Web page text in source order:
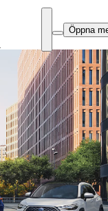
Öppna